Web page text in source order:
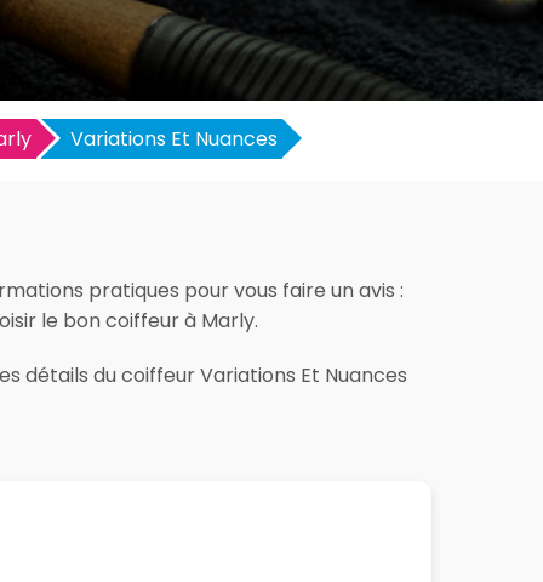
Variations Et Nuances
pratiques pour vous faire un avis :
le bon coiffeur à Marly.
détails du coiffeur Variations Et Nuances